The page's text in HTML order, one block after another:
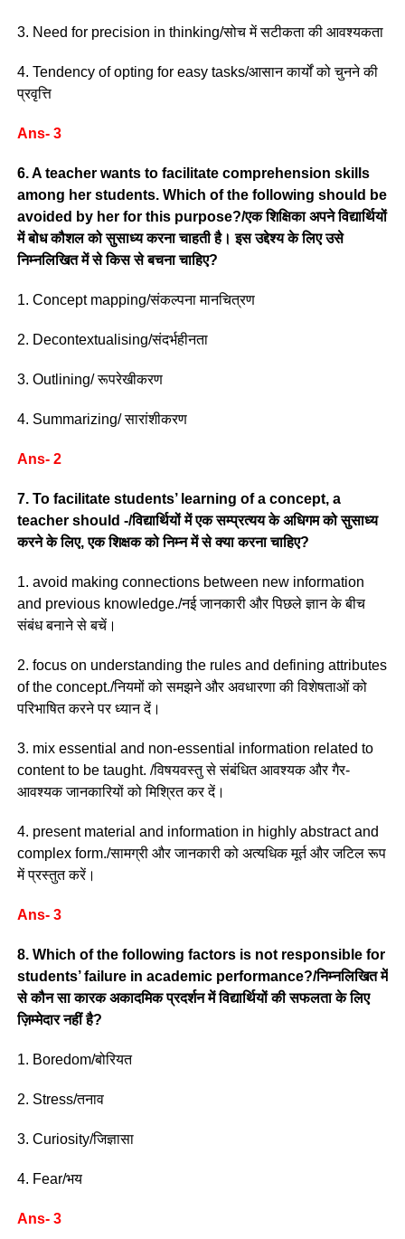
3. Need for precision in thinking/सोच में सटीकता की आवश्यकता
4. Tendency of opting for easy tasks/आसान कार्यों को चुनने की
प्रवृत्ति
Ans- 3
6. A teacher wants to facilitate comprehension skills
among her students. Which of the following should be
avoided by her for this purpose?/एक शिक्षिका अपने विद्यार्थियों
में बोध कौशल को सुसाध्य करना चाहती है। इस उद्देश्य के लिए उसे
निम्नलिखित में से किस से बचना चाहिए?
1. Concept mapping/संकल्पना मानचित्रण
2. Decontextualising/संदर्भहीनता
3. Outlining/ रूपरेखीकरण
4. Summarizing/ सारांशीकरण
Ans- 2
7. To facilitate students’ learning of a concept, a
teacher should -/विद्यार्थियों में एक सम्प्रत्यय के अधिगम को सुसाध्य
करने के लिए, एक शिक्षक को निम्न में से क्या करना चाहिए?
1. avoid making connections between new information
and previous knowledge./नई जानकारी और पिछले ज्ञान के बीच
संबंध बनाने से बचें।
2. focus on understanding the rules and defining attributes
of the concept./नियमों को समझने और अवधारणा की विशेषताओं को
परिभाषित करने पर ध्यान दें।
3. mix essential and non-essential information related to
content to be taught. /विषयवस्तु से संबंधित आवश्यक और गैर-
आवश्यक जानकारियों को मिश्रित कर दें।
4. present material and information in highly abstract and
complex form./सामग्री और जानकारी को अत्यधिक मूर्त और जटिल रूप
में प्रस्तुत करें।
Ans- 3
8. Which of the following factors is not responsible for
students’ failure in academic performance?/निम्नलिखित में
से कौन सा कारक अकादमिक प्रदर्शन में विद्यार्थियों की सफलता के लिए
ज़िम्मेदार नहीं है?
1. Boredom/बोरियत
2. Stress/तनाव
3. Curiosity/जिज्ञासा
4. Fear/भय
Ans- 3